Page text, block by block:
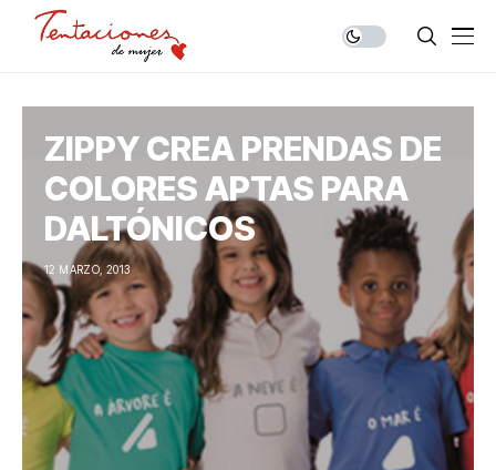
ZIPPY CREA PRENDAS DE
COLORES APTAS PARA
DALTÓNICOS
12 MARZO, 2013